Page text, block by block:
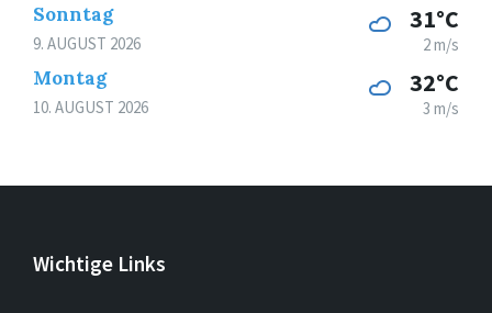
Sonntag
9. AUGUST 2026
31°C
2 m/s
Montag
10. AUGUST 2026
32°C
3 m/s
Wichtige Links